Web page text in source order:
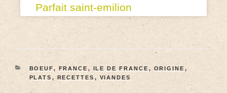
Parfait saint-emilion
BOEUF, FRANCE , ILE DE FRANCE , ORIGINE ,
PLATS , RECETTES , VIANDES